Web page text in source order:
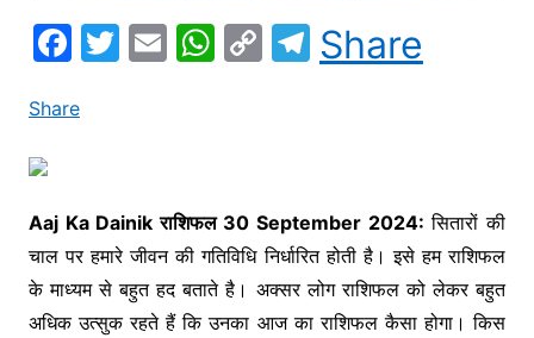
F
c
o
o
k
T E W
p
p
C
n
k
T
el
m
Share
Share
Aaj Ka Dainik राशिफल 30September 2024: सितारों की
चाल पर हमारे जीवन की गतिविधि निर्धारित होती है। इसे हम राशिफल
के माध्यम से बहुत हद बताते है। अक्सर लोग राशिफल को लेकर बहुत
अधिक उत्सुक रहते हैं कि उनका आज का राशिफल कैसा होगा। किस